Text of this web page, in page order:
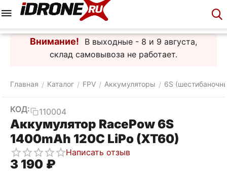
Внимание!
В выходные - 8 и 9 августа,
склад самовывоза не работает.
Главная / Каталог / FPV / Аккумуляторы / 6S
КОД: 110004
Аккумулятор RacePow 6S
1400mAh 120C LiPo (XT60)
Написать отзыв
3 190 ₽
Корзина